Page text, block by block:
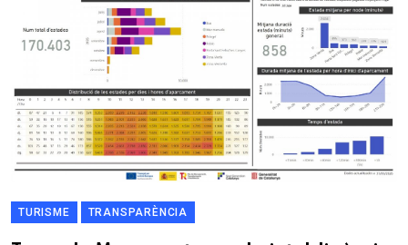
TURISME TRANSPARÈNCIA